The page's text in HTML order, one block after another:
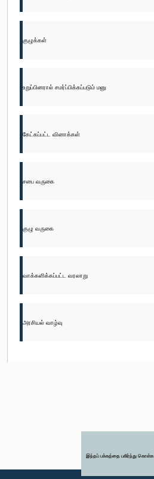
குழுக்கள்
உறுப்பினரால் சமர்ப்பிக்கப்படும் மனு
கேட்கப்பட்ட வினாக்கள்
சபை வருகை
குழு வருகை
வாக்களிக்கப்பட்ட வரலாறு
அரசியல் வாழ்வு
இந்தப் பக்கத்தை பகிர்ந்து கொள்க